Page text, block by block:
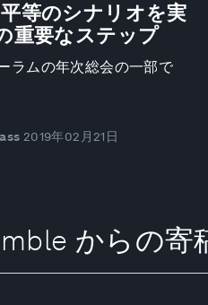
等のシナリオを実
重要なステップ
ラムの年次総会の一部で
2019年02月21日
からの寄